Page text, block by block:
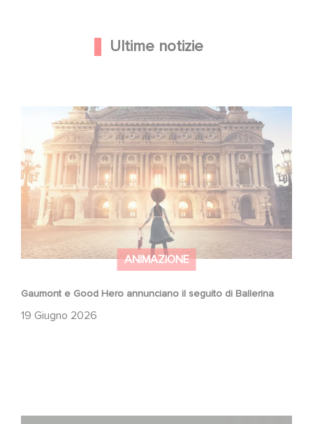
Ultime notizie
ANIMAZIONE
Gaumont e Good Hero annunciano il seguito di Ballerina
19 Giugno 2026
Gaumont e Good Hero annunciano il seguito di Ballerina